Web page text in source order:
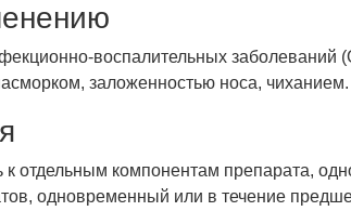
воспалительных
заложенностью носа, чиханием.
отдельным компонентам препарата,
одновременный или в течение